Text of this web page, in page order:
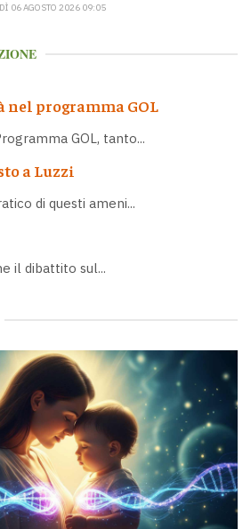
06 AGOSTO 2026 09:05
programma GOL
GOL, tanto...
a Luzzi
di questi ameni...
il dibattito sul...